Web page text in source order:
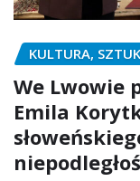
KULTURA,
We Lwowie
Emila